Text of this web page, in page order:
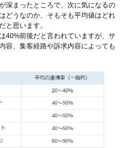
深まったところで、次に気になるの
どうなのか、そもそも平均値はどれ
と思います。
40%前後だと言われていますが、サ
容、集客経路や訴求内容によっても